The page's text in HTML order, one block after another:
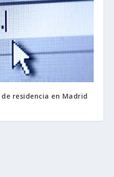
de residencia en Madrid